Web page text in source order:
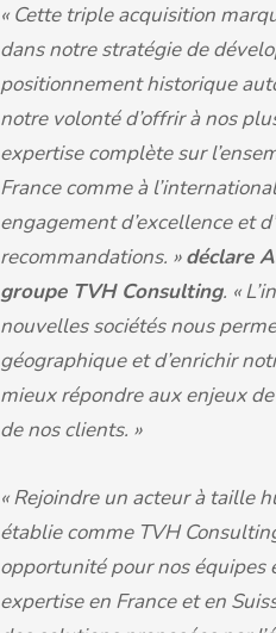
« Cette triple acquisition
dans notre stratégie de
positionnement historique
notre volonté d’offrir à nos
expertise complète sur
France comme à
engagement d’excellence et
recommandations. »déclare
groupe TVH Consulting. «
nouvelles sociétés nous
géographique et d’enrichir
mieux répondre aux enjeux
de nos clients. »
« Rejoindre un acteur à taille
établie comme TVH
opportunité pour nos équipes
expertise en France et en